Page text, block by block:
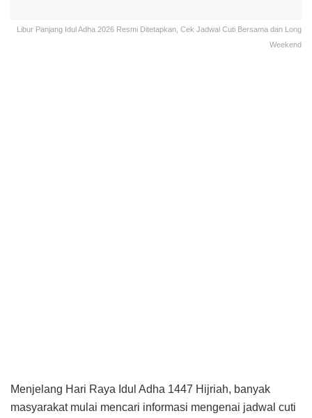
Libur Panjang Idul Adha 2026 Resmi Ditetapkan, Cek Jadwal Cuti Bersama dan Long
Weekend
Menjelang Hari Raya Idul Adha 1447 Hijriah, banyak
masyarakat mulai mencari informasi mengenai jadwal cuti